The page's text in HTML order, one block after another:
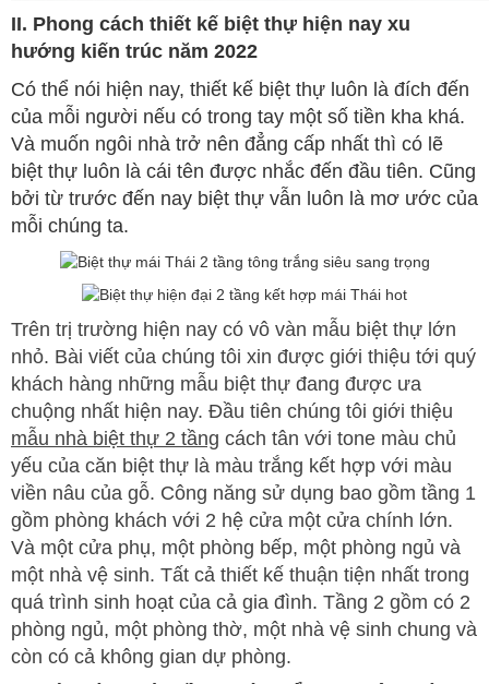
II. Phong cách thiết kế biệt thự hiện nay xu
hướng kiến trúc năm 2022
Có thể nói hiện nay, thiết kế biệt thự luôn là đích đến
của mỗi người nếu có trong tay một số tiền kha khá.
Và muốn ngôi nhà trở nên đẳng cấp nhất thì có lẽ
biệt thự luôn là cái tên được nhắc đến đầu tiên. Cũng
bởi từ trước đến nay biệt thự vẫn luôn là mơ ước của
mỗi chúng ta.
Trên trị trường hiện nay có vô vàn mẫu biệt thự lớn
nhỏ. Bài viết của chúng tôi xin được giới thiệu tới quý
khách hàng những mẫu biệt thự đang được ưa
chuộng nhất hiện nay. Đầu tiên chúng tôi giới thiệu
mẫu nhà biệt thự 2 tầng cách tân với tone màu chủ
yếu của căn biệt thự là màu trắng kết hợp với màu
viền nâu của gỗ. Công năng sử dụng bao gồm tầng 1
gồm phòng khách với 2 hệ cửa một cửa chính lớn.
Và một cửa phụ, một phòng bếp, một phòng ngủ và
một nhà vệ sinh. Tất cả thiết kế thuận tiện nhất trong
quá trình sinh hoạt của cả gia đình. Tầng 2 gồm có 2
phòng ngủ, một phòng thờ, một nhà vệ sinh chung và
còn có cả không gian dự phòng.